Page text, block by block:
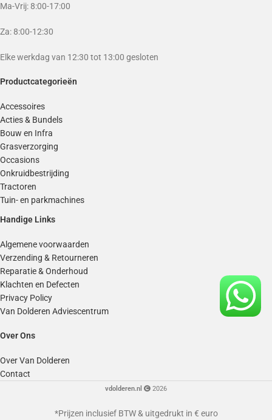
Ma-Vrij: 8:00-17:00
Za: 8:00-12:30
Elke werkdag van 12:30 tot 13:00 gesloten
Productcategorieën
Accessoires
Acties & Bundels
Bouw en Infra
Grasverzorging
Occasions
Onkruidbestrijding
Tractoren
Tuin- en parkmachines
Handige Links
Algemene voorwaarden
Verzending & Retourneren
Reparatie & Onderhoud
Klachten en Defecten
Privacy Policy
Van Dolderen Adviescentrum
Over Ons
Over Van Dolderen
Contact
vdolderen.nl 2026
*Prijzen inclusief BTW & uitgedrukt in € euro